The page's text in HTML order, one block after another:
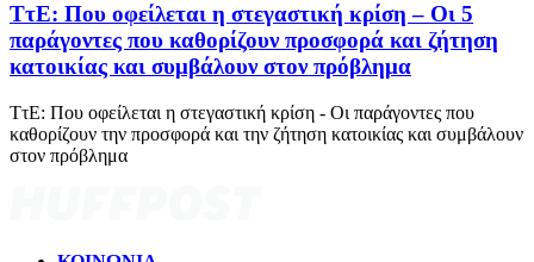
ΤτΕ: Που οφείλεται η στεγαστική κρίση – Οι 5
παράγοντες που καθορίζουν προσφορά και ζήτηση
κατοικίας και συμβάλουν στον πρόβλημα
ΤτΕ: Που οφείλεται η στεγαστική κρίση - Οι παράγοντες που
καθορίζουν την προσφορά και την ζήτηση κατοικίας και συμβάλουν
στον πρόβλημα